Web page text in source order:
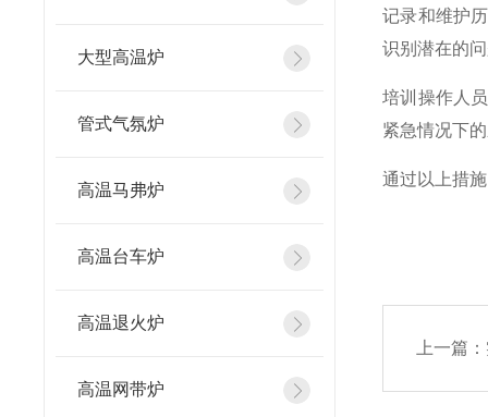
大型高温炉
管式气氛炉
高温马弗炉
高温台车炉
高温退火炉
高温网带炉
记录和维护
识别潜在的
培训操作人
紧急情况下
通过以上措
上一篇：